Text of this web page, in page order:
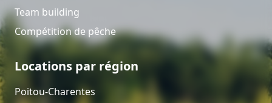
Team building
Compétition de pêche
Locations par région
Poitou-Charentes